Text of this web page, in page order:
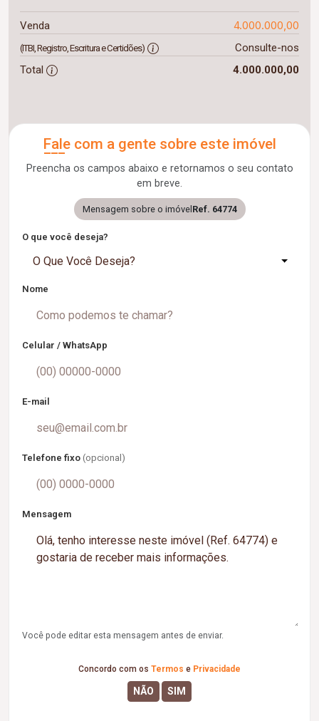
Venda 4.000.000,00
(ITBI, Registro, Escritura e Certidões)
Consulte-nos
Total
4.000.000,00
Fale com a gente sobre este imóvel
Preencha os campos abaixo e retornamos o seu contato
em breve.
Mensagem sobre o imóvelRef. 64774
O que você deseja?
O Que Você Deseja?
Nome
Celular / WhatsApp
E-mail
Telefone fixo (opcional)
Mensagem
Você pode editar esta mensagem antes de enviar.
Concordo com os Termos e Privacidade